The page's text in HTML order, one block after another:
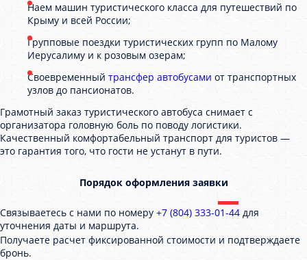
Наем машин туристического класса для путешествий по
Крыму и всей России;
Групповые поездки туристических групп по Малому
Иерусалиму и к розовым озерам;
Своевременный трансфер автобусами от транспортных
узлов до пансионатов.
Грамотный заказ туристического автобуса снимает с
организатора головную боль по поводу логистики.
Качественный комфортабельный транспорт для туристов —
это гарантия того, что гости не устанут в пути.
Порядок оформления заявки
Связываетесь с нами по номеру +7 (804) 333-01-44 для
уточнения даты и маршрута.
Получаете расчет фиксированной стоимости и подтверждаете
бронь.